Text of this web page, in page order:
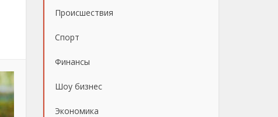
Происшествия
Спорт
Финансы
Шоу бизнес
Экономика